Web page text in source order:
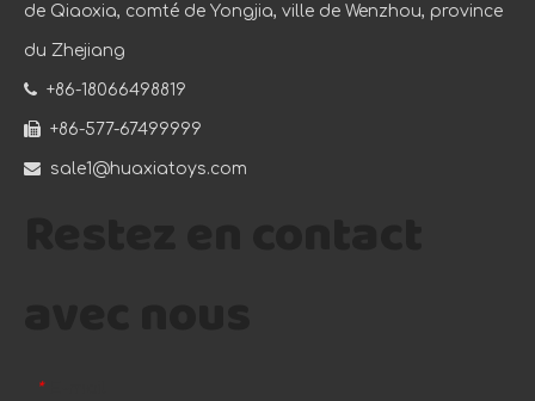
de Qiaoxia, comté de Yongjia, ville de Wenzhou, province
du Zhejiang
 +86-18066498819
 +86-577-67499999
 sale1@huaxiatoys.com
*